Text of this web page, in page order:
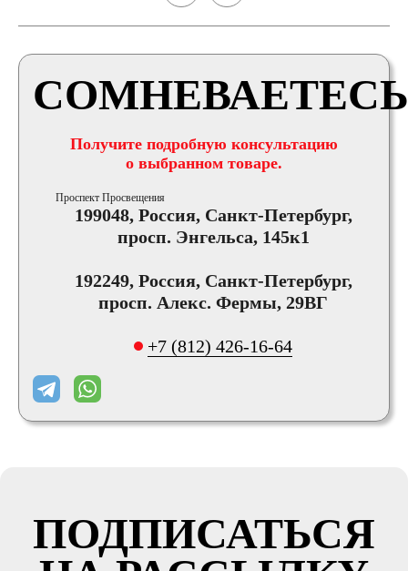
Получите подробную консультацию
о выбранном товаре.
Проспект Просвещения
199048, Россия, Санкт-Петербург,
просп. Энгельса, 145к1
192249, Россия, Санкт-Петербург,
просп. Алекс. Фермы, 29ВГ
+7 (812) 426-16-64
ПОДПИСАТЬСЯ